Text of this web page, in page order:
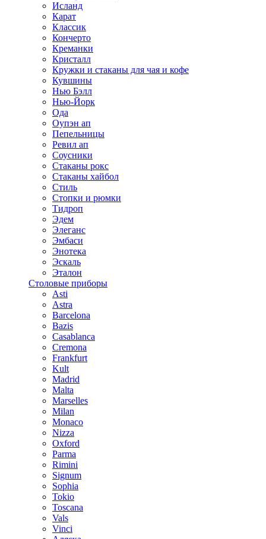
Исланд
Карат
Классик
Кончерто
Креманки
Кристалл
Кружки и стаканы для чая и кофе
Кувшины
Нью Бэлл
Нью-Йорк
Ода
Оупэн ап
Пепельницы
Ревил ап
Соусники
Стаканы рокс
Стаканы хайбол
Стиль
Стопки и рюмки
Тидроп
Эдем
Элеганс
Эмбаси
Энотека
Эскаль
Эталон
Столовые приборы
Asti
Astra
Barcelona
Bazis
Casablanca
Cremona
Frankfurt
Kult
Madrid
Malta
Marselles
Milan
Monaco
Nizza
Oxford
Parma
Rimini
Signum
Sophia
Tokio
Toscana
Vals
Vinci